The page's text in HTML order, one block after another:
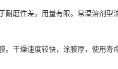
耐磨性差，用量有限。常温溶剂型
干燥速度较快，涂膜厚，使用寿